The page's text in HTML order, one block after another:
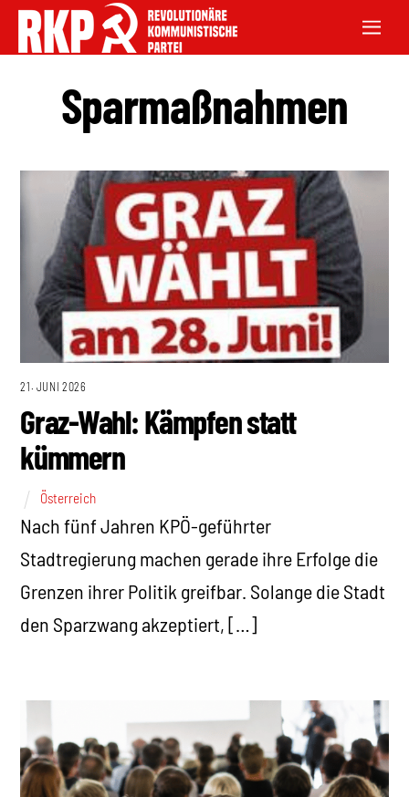
Sparmaßnahmen
21. JUNI 2026
Graz-Wahl: Kämpfen statt
kümmern
Österreich
Nach fünf Jahren KPÖ-geführter
Stadtregierung machen gerade ihre Erfolge die
Grenzen ihrer Politik greifbar. Solange die Stadt
den Sparzwang akzeptiert, […]